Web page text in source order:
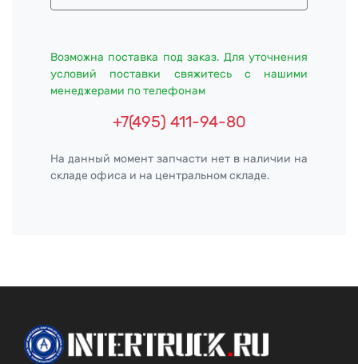
Возможна поставка под заказ. Для уточнения
условий поставки свяжитесь с нашими
менеджерами по телефонам
+7(495) 411-94-80
На данный момент запчасти нет в наличии на
складе офиса и на центральном складе.